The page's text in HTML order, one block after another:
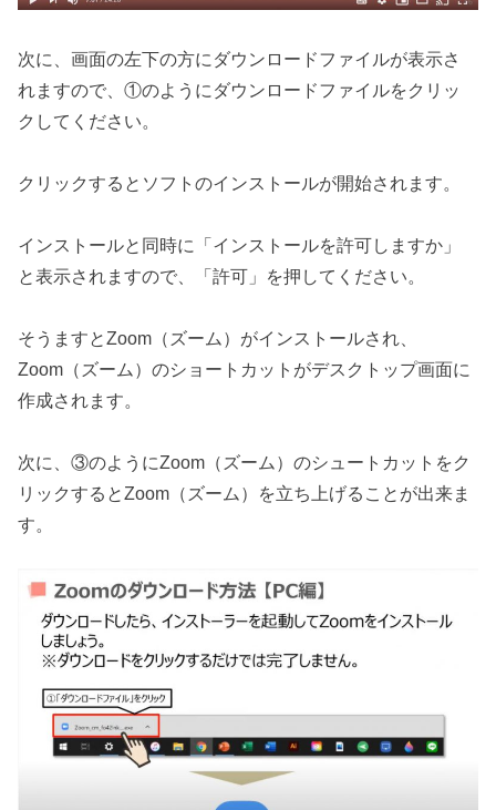
次に、画面の左下の方にダウンロードファイルが表示さ
れますので、①のようにダウンロードファイルをクリッ
クしてください。
クリックするとソフトのインストールが開始されます。
インストールと同時に「インストールを許可しますか」
と表示されますので、「許可」を押してください。
そうますとZoom（ズーム）がインストールされ、
Zoom（ズーム）のショートカットがデスクトップ画面に
作成されます。
次に、③のようにZoom（ズーム）のシュートカットをク
リックするとZoom（ズーム）を立ち上げることが出来ま
す。